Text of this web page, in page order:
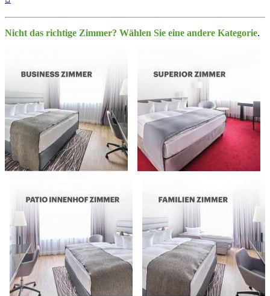
Nicht das richtige Zimmer? Wählen Sie eine andere Kategorie.